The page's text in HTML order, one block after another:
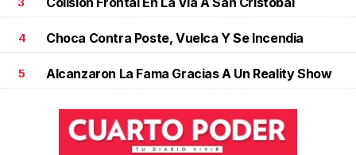
4 Choca Contra Poste, Vuelca Y Se Incendia
5 Alcanzaron La Fama Gracias A Un Reality Show